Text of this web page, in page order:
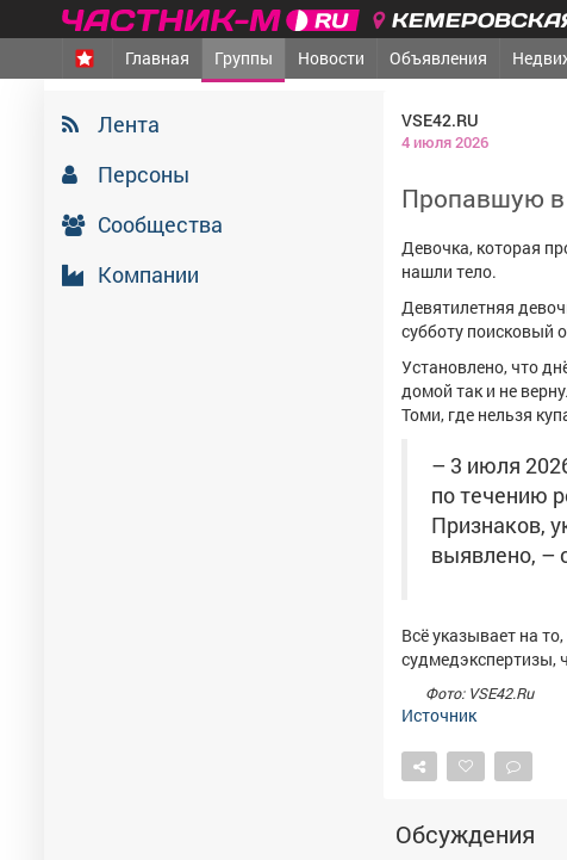
Главная Группы Новости Объявления
Лента
Персоны
Сообщества
Компании
VSE42.RU
4 июля 2026
Пропавшую в
Девочка, которая
нашли тело.
Девятилетняя
субботу поисковый
Установлено, что
домой так и не
Томи, где нельзя
– 3 июля
по течению
Признаков,
выявлено, –
Всё указывает на
судмедэкспертизы,
Фото: VSE42.Ru
Источник
Обсуждения